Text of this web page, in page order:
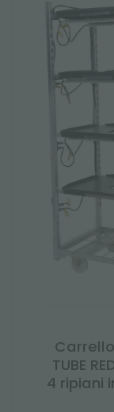
TUBE
4 ripiani